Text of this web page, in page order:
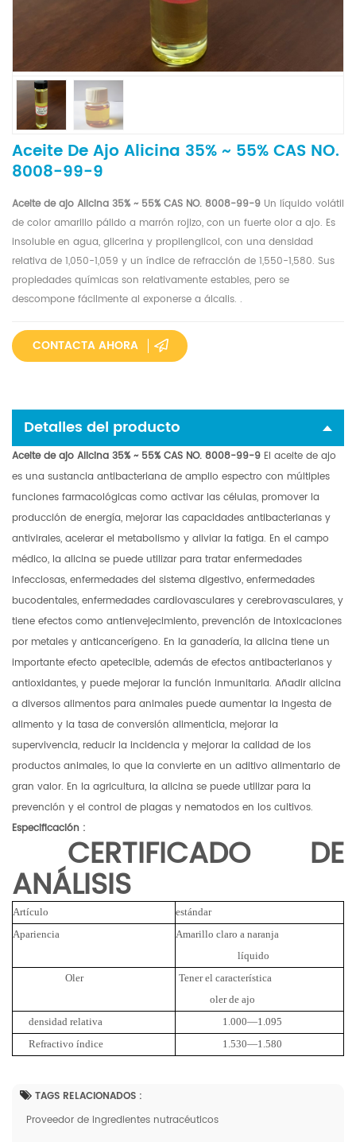
Aceite De Ajo Alicina 35% ~ 55% CAS NO.
8008-99-9
Aceite de ajo Alicina 35% ~ 55% CAS NO. 8008-99-9 Un líquido volátil
de color amarillo pálido a marrón rojizo, con un fuerte olor a ajo. Es
insoluble en agua, glicerina y propilenglicol, con una densidad
relativa de 1,050-1,059 y un índice de refracción de 1,550-1,580. Sus
propiedades químicas son relativamente estables, pero se
descompone fácilmente al exponerse a álcalis. .
CONTACTA AHORA
Detalles del producto
Aceite de ajo Alicina 35% ~ 55% CAS NO. 8008-99-9 El aceite de ajo
es una sustancia antibacteriana de amplio espectro con múltiples
funciones farmacológicas como activar las células, promover la
producción de energía, mejorar las capacidades antibacterianas y
antivirales, acelerar el metabolismo y aliviar la fatiga. En el campo
médico, la alicina se puede utilizar para tratar enfermedades
infecciosas, enfermedades del sistema digestivo, enfermedades
bucodentales, enfermedades cardiovasculares y cerebrovasculares, y
tiene efectos como antienvejecimiento, prevención de intoxicaciones
por metales y anticancerígeno. En la ganadería, la alicina tiene un
importante efecto apetecible, además de efectos antibacterianos y
antioxidantes, y puede mejorar la función inmunitaria. Añadir alicina
a diversos alimentos para animales puede aumentar la ingesta de
alimento y la tasa de conversión alimenticia, mejorar la
supervivencia, reducir la incidencia y mejorar la calidad de los
productos animales, lo que la convierte en un aditivo alimentario de
gran valor. En la agricultura, la alicina se puede utilizar para la
prevención y el control de plagas y nematodos en los cultivos.
Especificación :
CERTIFICADO DE
ANÁLISIS
Artículo estándar
Apariencia
Amarillo claro a naranja
líquido
Oler Tener el característica
olerde ajo
densidad relativa
1.000—1.095
Refractivoíndice 1.530—1.580
TAGS RELACIONADOS :
Proveedor de ingredientes nutracéuticos